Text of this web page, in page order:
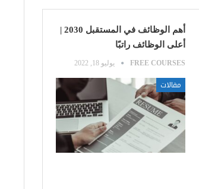
أهم الوظائف في المستقبل 2030 |
أعلى الوظائف راتبًا
FREE COURSES يوليو 18, 2022
مقالات